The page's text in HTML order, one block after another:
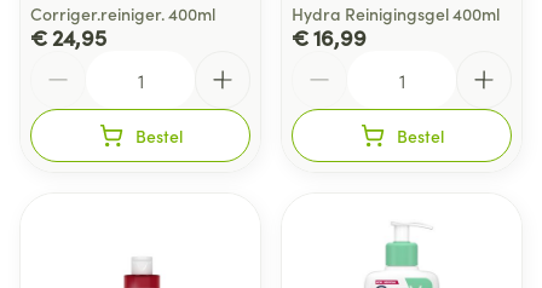
Corriger.reiniger. 400ml
€ 24,95
Bestel
Hydra Reinigingsgel 400ml
€ 16,99
Bestel